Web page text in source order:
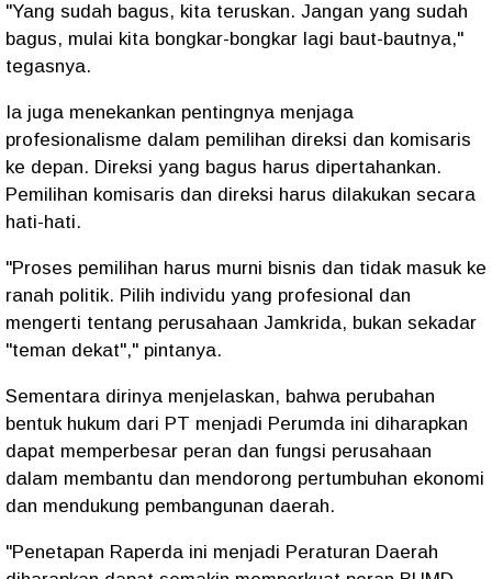
"Yang sudah bagus, kita teruskan. Jangan yang sudah
bagus, mulai kita bongkar-bongkar lagi baut-bautnya,"
tegasnya.
Ia juga menekankan pentingnya menjaga
profesionalisme dalam pemilihan direksi dan komisaris
ke depan. Direksi yang bagus harus dipertahankan.
Pemilihan komisaris dan direksi harus dilakukan secara
hati-hati.
"Proses pemilihan harus murni bisnis dan tidak masuk ke
ranah politik. Pilih individu yang profesional dan
mengerti tentang perusahaan Jamkrida, bukan sekadar
"teman dekat"," pintanya.
Sementara dirinya menjelaskan, bahwa perubahan
bentuk hukum dari PT menjadi Perumda ini diharapkan
dapat memperbesar peran dan fungsi perusahaan
dalam membantu dan mendorong pertumbuhan ekonomi
dan mendukung pembangunan daerah.
"Penetapan Raperda ini menjadi Peraturan Daerah